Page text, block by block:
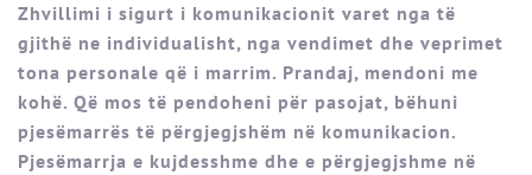
Zhvillimi i sigurt i komunikacionit varet nga të
gjithë ne individualisht, nga vendimet dhe veprimet
tona personale që i marrim. Prandaj, mendoni me
kohë. Që mos të pendoheni për pasojat, bëhuni
pjesëmarrës të përgjegjshëm në komunikacion.
Pjesëmarrja e kujdesshme dhe e përgjegjshme në